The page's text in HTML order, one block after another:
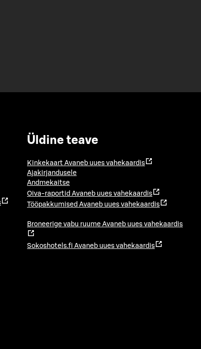
Üldine teave
Kinkekaart Avaneb uues vahekaardis
Ajakirjandusele
Andmekaitse
Oiva-raportid Avaneb uues vahekaardis
Tööpakkumised Avaneb uues vahekaardis
Broneerige vabu ruume Avaneb uues vahekaardis
Sokoshotels.fi Avaneb uues vahekaardis